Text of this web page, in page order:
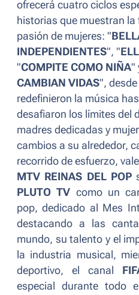
ofrecerá cuatro ciclos
historias que muestran la
pasión de mujeres: "
INDEPENDIENTES", "
"COMPITE COMO NIÑA"
CAMBIAN VIDAS",
redefinieron la música
desafiaron los límites del
madres dedicadas y
cambios a su alrededor,
recorrido de esfuerzo,
MTV REINAS DEL POP
PLUTO TV como un
pop, dedicado al Mes
destacando a las
mundo, su talento y el
la industria musical,
deportivo, el canal
especial durante todo